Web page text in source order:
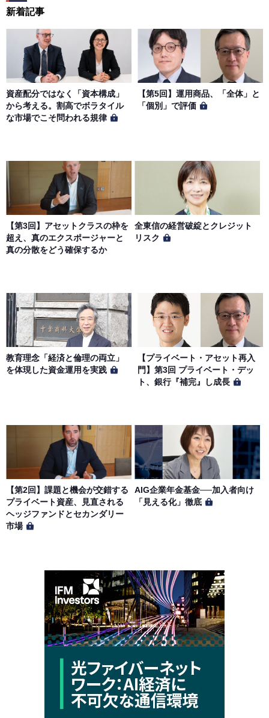
新着記事
資産配分ではなく「資本構成」
から考える。割高でボラタイル
な市場でこそ問われる規律
【第5回】運用商品、「全体」と
「個別」で評価
【第3回】アセットクラスの枠を
超え、真のエクスポージャーと
真の分散をどう確保するか
全東信の経営破綻とクレジット
リスク
教育理念「経済と倫理の両立」
を体現した資金運用を実践
【プライベート・アセット再入
門】第3回 プライベート・デッ
ト、銀行『補完』し成長
【第2回】課題と機会が交錯する
プライベート資産、見直される
ヘッジファンドとセカンダリー
市場
AIG企業年金基金──加入者向け
「見える化」徹底